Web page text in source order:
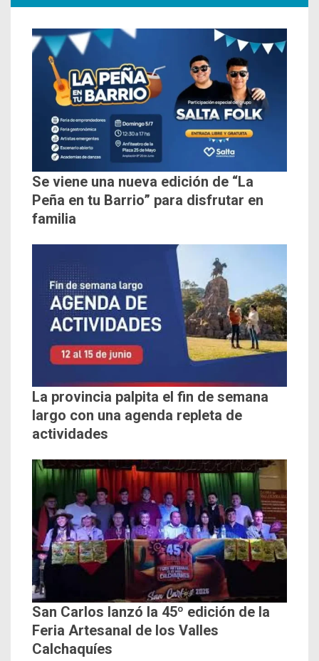
Se viene una nueva edición de “La
Peña en tu Barrio” para disfrutar en
familia
La provincia palpita el fin de semana
largo con una agenda repleta de
actividades
San Carlos lanzó la 45º edición de la
Feria Artesanal de los Valles
Calchaquíes